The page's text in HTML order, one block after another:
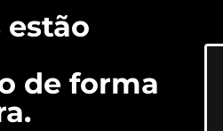
estão
de forma